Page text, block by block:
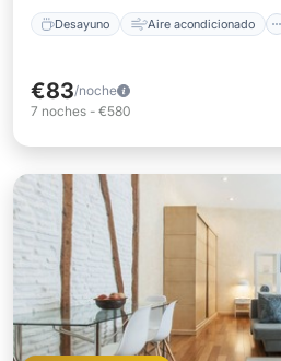
Desayuno Aire acondicionado
€83/noche
7 noches - €580